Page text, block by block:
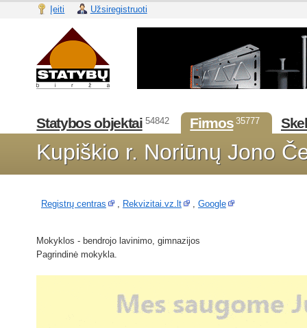
Įeiti Užsiregistruoti
Statybos objektai 54842 Firmos 35777
Kupiškio r. Noriūnų Jono
Registrų centras , Rekvizitai.vz.lt , Google
Mokyklos - bendrojo lavinimo, gimnazijos
Pagrindinė mokykla.